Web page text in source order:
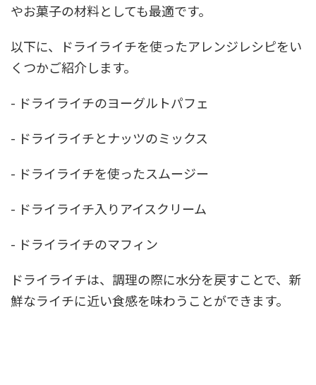
やお菓子の材料としても最適です。
以下に、ドライライチを使ったアレンジレシピをい
くつかご紹介します。
- ドライライチのヨーグルトパフェ
- ドライライチとナッツのミックス
- ドライライチを使ったスムージー
- ドライライチ入りアイスクリーム
- ドライライチのマフィン
ドライライチは、調理の際に水分を戻すことで、新
鮮なライチに近い食感を味わうことができます。